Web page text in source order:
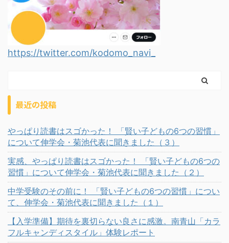
https://twitter.com/kodomo_navi_
最近の投稿
やっぱり読書はスゴかった！ 「賢い子どもの6つの習慣」
について伸学会・菊池代表に聞きました（３）
実感、やっぱり読書はスゴかった！ 「賢い子どもの6つの
習慣」について伸学会・菊池代表に聞きました（２）
中学受験のその前に！ 「賢い子どもの6つの習慣」につい
て、伸学会・菊池代表に聞きました（１）
【入学準備】期待を裏切らない良さに感激。南青山「カラ
フルキャンディスタイル」体験レポート